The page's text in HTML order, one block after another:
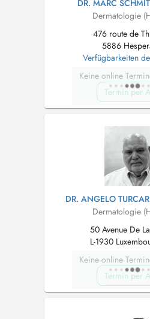
DR. MARC SCHMIT
Dermatologie
476 route de
5886
Verfügbarkeiten
Keine online
Termin per
DR. ANGELO
Dermatologie
50 Avenue De
L-1930
Keine online
Termin per